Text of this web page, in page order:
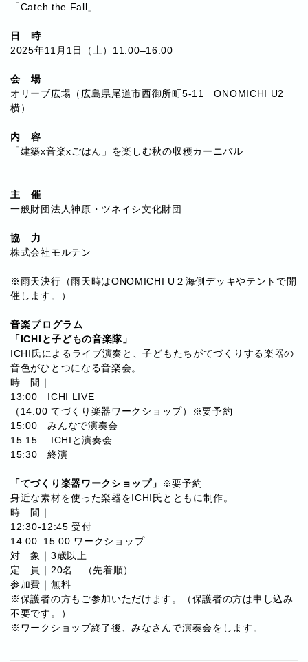
「Catch the Fall」
日 時
2025年11月1日（土）11:00–16:00
会 場
オリーブ広場（広島県尾道市西御所町5-11 ONOMICHI U2
横）
内 容
「建築x音楽xごはん」を楽しむ秋の収穫カーニバル
主 催
一般財団法人神原・ツネイシ文化財団
協 力
株式会社モルテン
※雨天決行（雨天時はONOMICHI U２海側デッキやテントで開
催します。）
音楽プログラム
「ICHIと子どもの音楽隊」
ICHI氏によるライブ演奏と、子どもたちがてづくりする楽器の
音色がひとつになる音楽会。
時 間｜
13:00 ICHI LIVE
（14:00 てづくり楽器ワークショップ）※要予約
15:00 みんなで演奏会
15:15 ICHIと演奏会
15:30 終演
「てづくり楽器ワークショップ」
※要予約
身近な素材を使った楽器をICHI氏とともに制作。
時 間｜
12:30-12:45 受付
14:00–15:00 ワークショップ
対 象｜3歳以上
定 員｜20名 （先着順）
参加費｜無料
※保護者の方もご参加いただけます。（保護者の方は申し込み
不要です。）
※ワークショップ終了後、みなさんで演奏会をします。